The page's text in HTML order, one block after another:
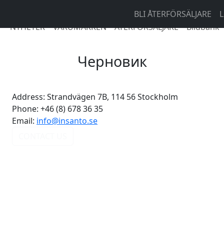
BLI ÅTERFÖRSÄLJARE
NYHETER
VARUMÄRKEN ÅTERFÖRSÄLJARE Bildbank
Черновик
Address: Strandvägen 7B, 114 56 Stockholm
Phone: +46 (8) 678 36 35
Email: info@insanto.se